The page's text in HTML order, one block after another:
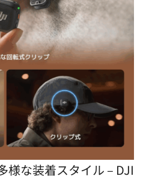
様な装着スタイル – DJI